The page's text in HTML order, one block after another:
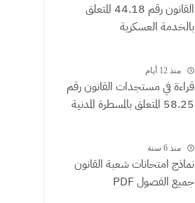
القانون رقم 44.18 المتعلق
بالخدمة العسكرية
منذ 12 أيام
​قراءة في مستجدات القانون رقم
58.25 المتعلق بالمسطرة المدنية
منذ 6 سنة
نماذج امتحانات شعبة القانون
جميع الفصول PDF